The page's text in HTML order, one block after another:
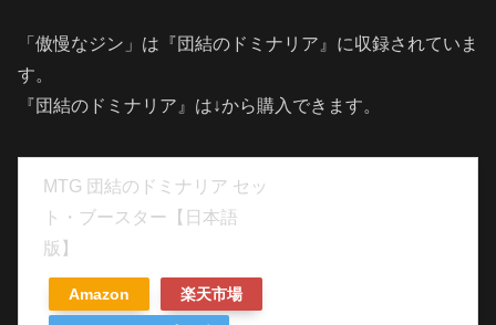
「傲慢なジン」は『団結のドミナリア』に収録されていま
す。
『団結のドミナリア』は↓から購入できます。
MTG 団結のドミナリア セッ
ト・ブースター【日本語
版】
Amazon 楽天市場